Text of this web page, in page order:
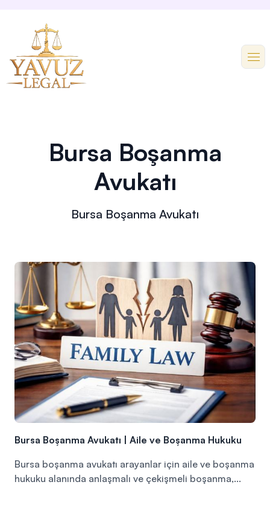
Bursa Boşanma
Avukatı
Bursa Boşanma Avukatı
Bursa Boşanma Avukatı | Aile ve Boşanma Hukuku
Bursa boşanma avukatı arayanlar için aile ve boşanma
hukuku alanında anlaşmalı ve çekişmeli boşanma,...